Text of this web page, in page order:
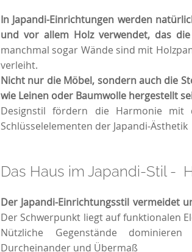
In Japandi-Einrichtungen werden
und vor allem Holz verwendet, das
manchmal sogar Wände sind mit
verleiht.
Nicht nur die Möbel, sondern auch die
wie Leinen oder Baumwolle hergestellt
Designstil fördern die Harmonie
Schlüsselelementen der Japandi-Ästhetik
Das Haus im Japandi-Stil -
Der Japandi-Einrichtungsstil vermeidet
Der Schwerpunkt liegt auf funktionalen
Nützliche Gegenstände
Durcheinander und Übermaß